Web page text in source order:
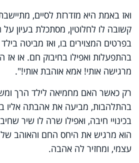
ואז באמת היא מזדרזת לסיים,
קשובה לו לחלוטין, מסתכלת בעיון על
בפרטים המצוירים בו, ואז מביטה
בהתפעלות ואפילו בחיבוק חם. או
מרגישה אותי! אמא אוהבת אותי!".
רק כאשר האם מחמיאה לילד הרך
בהתלהבות, מביעה את אהבתה אליו
בכינויי חיבה, ואפילו שרה לו שיר
הוא מרגיש את היחס החם והאוהב
עצמי, ומחזיר לה אהבה.